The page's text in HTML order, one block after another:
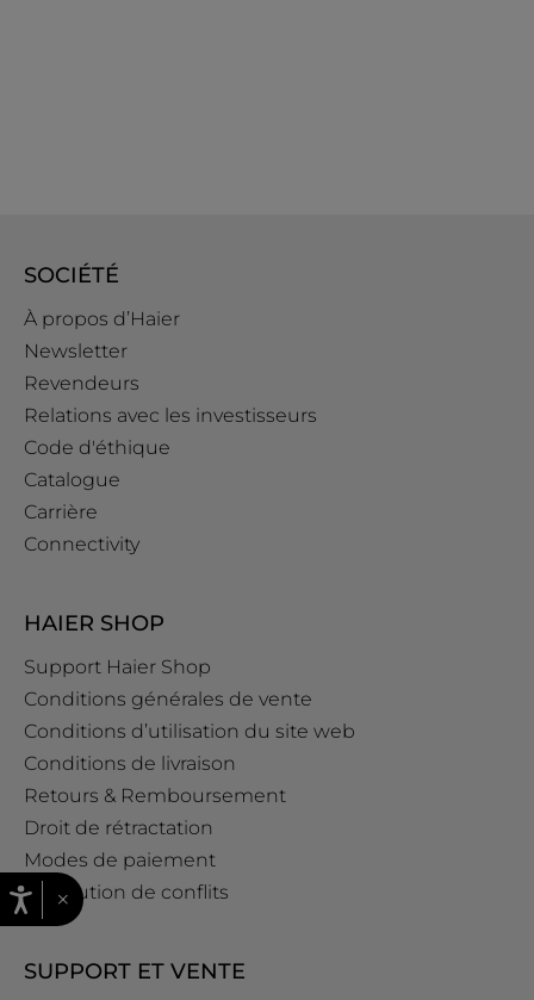
SOCIÉTÉ
À propos d’Haier
Newsletter
Revendeurs
Relations avec les investisseurs
Code d'éthique
Catalogue
Carrière
Connectivity
HAIER SHOP
Support Haier Shop
Conditions générales de vente
Conditions d’utilisation du site web
Conditions de livraison
Retours & Remboursement
Droit de rétractation
Modes de paiement
Résolution de conflits
SUPPORT ET VENTE
×